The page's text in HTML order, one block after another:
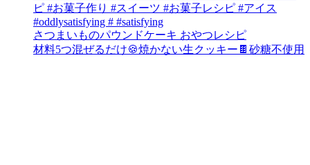
ピ #お菓子作り #スイーツ #お菓子レシピ #アイス
#oddlysatisfying # #satisfying⁠
さつまいものパウンドケーキ おやつレシピ
材料5つ混ぜるだけ🍪焼かない生クッキー🍫砂糖不使用